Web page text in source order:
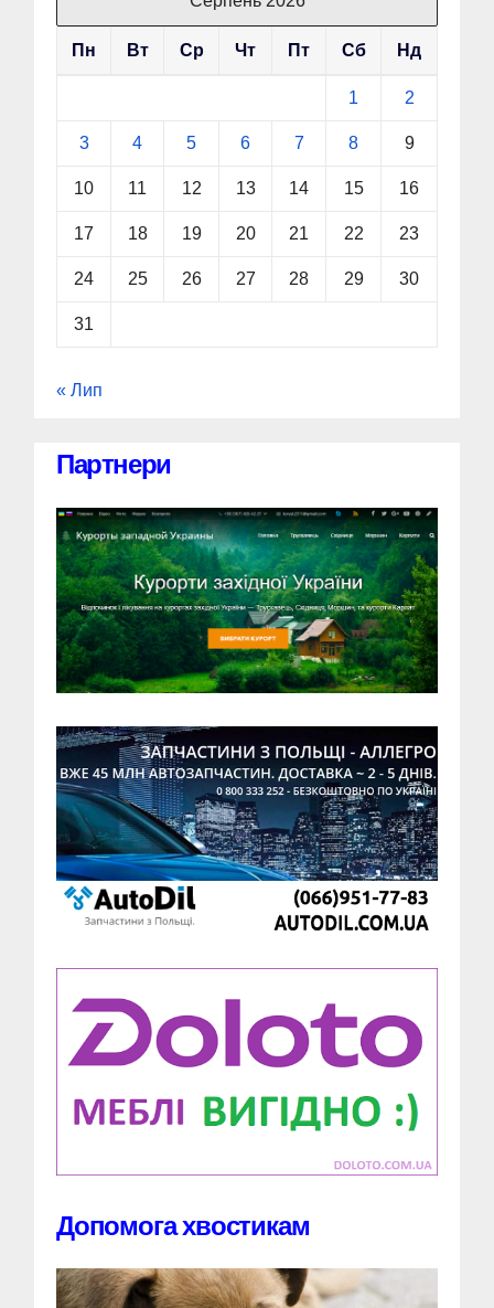
Пн Вт Ср Чт Пт Сб Нд
1 2
3 4 5 6 7 8 9
10 11 12 13 14 15 16
17 18 19 20 21 22 23
24 25 26 27 28 29 30
31
« Лип
Партнери
Допомога хвостикам